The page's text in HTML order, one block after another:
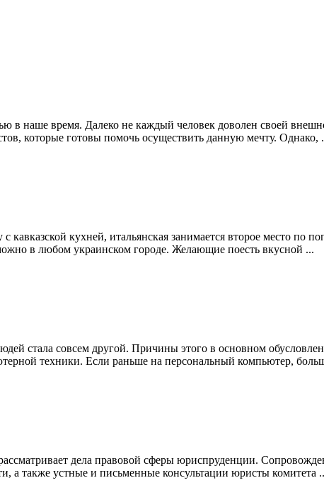
в наше время. Далеко не каждый человек доволен своей
которые готовы помочь осуществить данную мечту. Однако,
кухней, итальянская занимается второе место по
в любом украинском городе. Желающие поесть вкусной ...
стала совсем другой. Причины этого в основном
техники. Если раньше на персональный компьютер,
дела правовой сферы юриспруденции.
а также устные и письменные консультации юристы комитета